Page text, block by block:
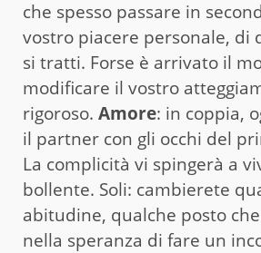
che spesso passare in
vostro piacere personale, di
si tratti. Forse è arrivato il
modificare il vostro
rigoroso. Amore: in coppia,
il partner con gli occhi del
La complicità vi spingerà a
bollente. Soli: cambierete
abitudine, qualche posto
nella speranza di fare un